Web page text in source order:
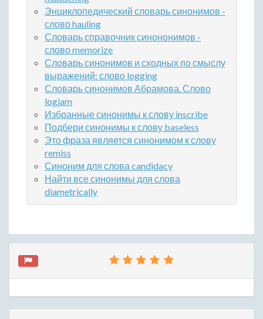
Энциклопедический словарь синонимов -
слово hauling
Словарь справочник синононимов -
слово memorize
Словарь синонимов и сходных по смыслу
выражений: слово logging
Словарь синонимов Абрамова. Слово
logjam
Избранные синонимы к слову inscribe
Подбери синонимы к слову baseless
Это фраза является синонимом к слову
remiss
Синоним для слова candidacy
Найти все синонимы для слова
diametrically